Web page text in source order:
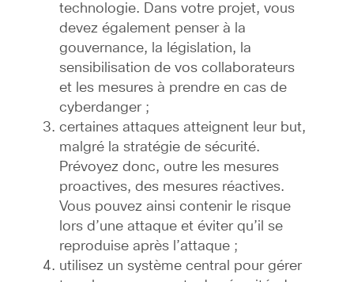
technologie. Dans votre projet, vous
devez également penser à la
gouvernance, la législation, la
sensibilisation de vos collaborateurs
et les mesures à prendre en cas de
cyberdanger ;
certaines attaques atteignent leur but,
malgré la stratégie de sécurité.
Prévoyez donc, outre les mesures
proactives, des mesures réactives.
Vous pouvez ainsi contenir le risque
lors d’une attaque et éviter qu’il se
reproduise après l’attaque ;
utilisez un système central pour gérer